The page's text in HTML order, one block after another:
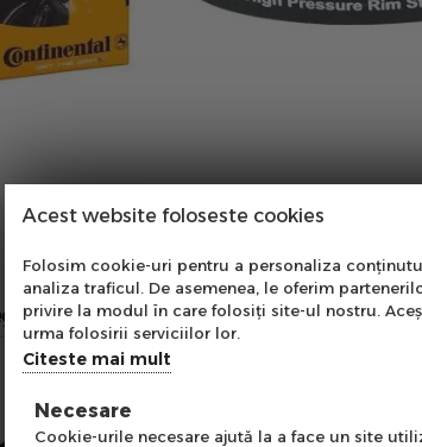
Acest website foloseste cookies
Folosim cookie-uri pentru a personaliza
analiza traficul. De asemenea, le oferim
privire la modul în care folosiți site-ul nostru.
urma folosirii serviciilor lor.
Citeste mai mult
Necesare
Cookie-urile necesare ajută la a face un site
Abonare
Abonează-te la newsletter
pentru a primi cele mai noi